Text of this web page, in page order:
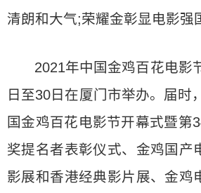
清朗和大气;荣耀金彰显电影强
2021年中国金鸡百花电影
日至30日在厦门市举办。届时
国金鸡百花电影节开幕式暨第
奖提名者表彰仪式、金鸡国产
影展和香港经典影片展、金鸡